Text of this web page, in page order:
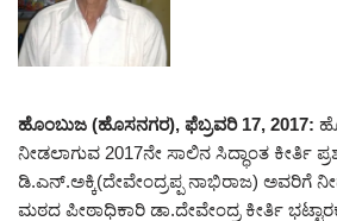
ಹೊಂಬುಜ (ಹೊಸನಗರ), ಫೆಬ್ರವರಿ 17, 2017:
ನೀಡಲಾಗುವ 2017ನೇ ಸಾಲಿನ ಸಿದ್ಧಾಂತ ಕೀರ್ತಿ
ಡಿ.ಎನ್.ಅಕ್ಕಿ(ದೇವೇಂದ್ರಪ್ಪ ನಾಭಿರಾಜ) ಅವರಿಗೆ
ಮಠದ ಪೀಠಾಧಿಕಾರಿ ಡಾ.ದೇವೇಂದ್ರ ಕೀರ್ತಿ